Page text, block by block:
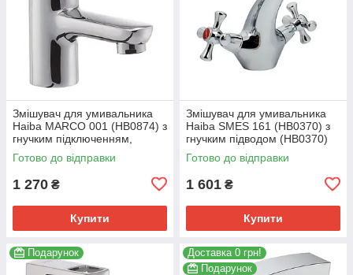
Змішувач для умивальника
Haiba MARCO 001 (HB0874) з
гнучким підключенням,
хромований (HB0874)
Готово до відправки
1 270 ₴
Купити
Змішувач для умивальника
Haiba SMES 161 (HB0370) з
гнучким підводом (HB0370)
Готово до відправки
1 601 ₴
Купити
Подарунок
Доставка 0 грн!
Подарунок